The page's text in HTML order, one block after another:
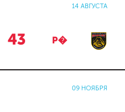
14 АВГУСТА
43 Р�
09 НОЯБРЯ